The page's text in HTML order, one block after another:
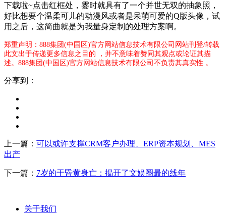
下载啦~点击红框处，霎时就具有了一个并世无双的抽象照，
好比想要个温柔可儿的动漫风或者是呆萌可爱的Q版头像，试
用之后，这简曲就是为我量身定制的处理方案啊。
郑重声明：888集团(中国区)官方网站信息技术有限公司网站刊登/转载
此文出于传递更多信息之目的 ，并不意味着赞同其观点或论证其描
述。888集团(中国区)官方网站信息技术有限公司不负责其真实性 。
分享到：
上一篇： 可以或许支撑CRM客户办理、ERP资本规划、MES
出产
下一篇： 7岁的于昏黄身亡：揭开了文娱圈最的线年
关于我们